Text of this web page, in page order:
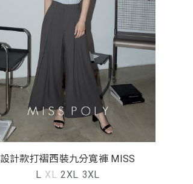
設計款打褶西裝九分寬褲 MISS
L XL 2XL 3XL